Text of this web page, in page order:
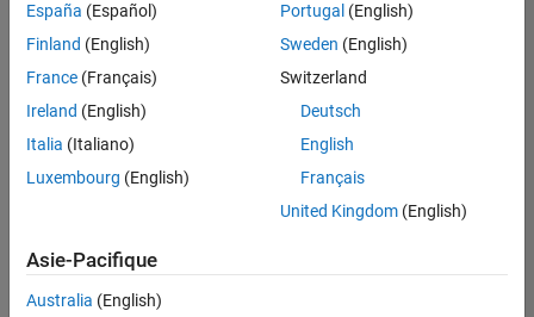
poste
n’ont
pas
été
traduites.
Effectuez
lieu
pour
España (Español)
Finland (English)
France (Français)
Ireland (English)
Italia (Italiano)
Luxembourg (English)
Portugal (English)
Sweden (English)
Switzerland
Deutsch
English
Français
United Kingdom(English)
Asie-Pacifique
Australia (English)